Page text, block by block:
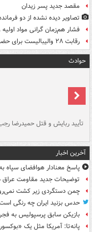
مقصد جدید پسر زیدان
تصاویر دیده‌ نشده از دو
فشار هم‌زمان گرانی مواد
رقابت ۲۸ والیبالیست برای حضور در فهرست نهایی تیم ملی
حوادث
تأیید ربایش و قتل حمیدرضا
آخرین اخبار
پاسخ معنادار هوافضای سپاه
توضیحات جدید مقاومت عراق
چمن دستگردی زیر کشت
حدس بزنید ایران چه رنگی
بازیکن سابق پرسپولیس به
پانه‌تا: آمریکا مثل یک